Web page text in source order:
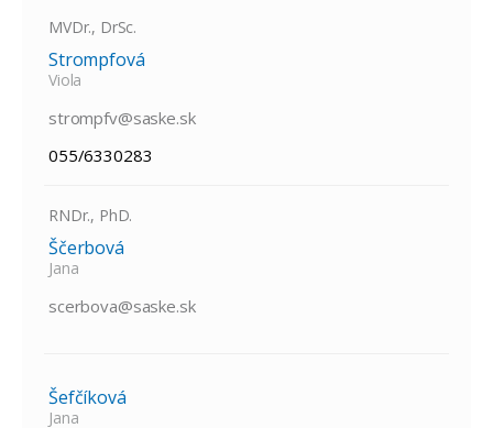
MVDr., DrSc.
Strompfová
Viola
strompfv@saske.sk
055/6330283
RNDr., PhD.
Ščerbová
Jana
scerbova@saske.sk
Šefčíková
Jana